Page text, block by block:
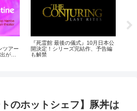
をリ
」
シャークネード7！シリーズ最新作
『Sharknado Origins』が2026年夏
に公開！？
トのホットシェフ】豚丼は